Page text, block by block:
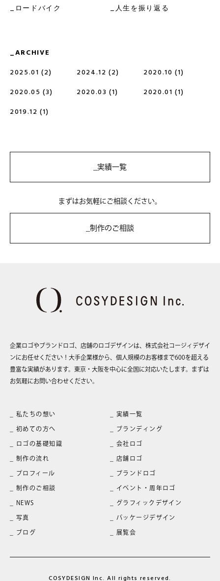
ロードバイク
人生を振り返る
ARCHIVE
2025.01 (2)
2024.12 (2)
2020.10 (1)
2020.05 (3)
2020.03 (1)
2020.01 (1)
2019.12 (1)
実績一覧
まずはお気軽にご相談ください。
制作のご相談
企業ロゴやブランドロゴ、店舗のロゴデザインは、株式会社コージィデザイ
ンにお任せください！大手企業様から、個人規模のお客様まで600を超える
豊富な実績があります。東京・大阪を中心に全国に対応いたします。まずは
お気軽にお問い合わせください。
私たちの想い
初めての方へ
ロゴの基礎知識
制作の流れ
プロフィール
制作のご相談
NEWS
写真
ブログ
実績一覧
ブランディング
会社ロゴ
店舗ロゴ
ブランドロゴ
イベント・周年ロゴ
グラフィックデザイン
パッケージデザイン
展覧会
COSYDESIGN Inc. All rights reserved.